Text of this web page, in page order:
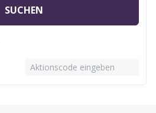
SUCHEN
Aktionscode eingeben